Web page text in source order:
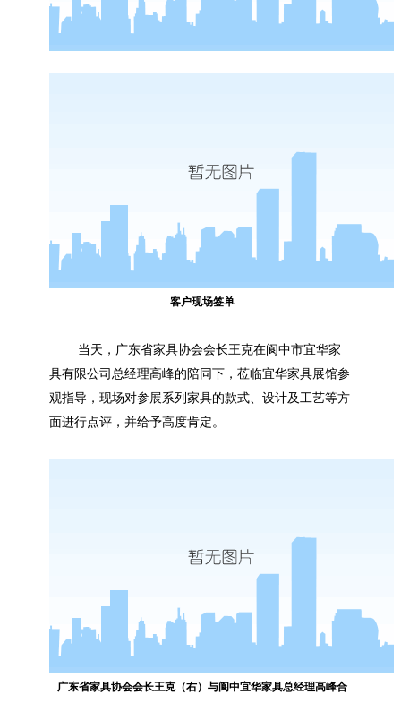
客户现场签单
当天，广东省家具协会会长王克在阆中市宜华家
具有限公司总经理高峰的陪同下，莅临宜华家具展馆参
观指导，现场对参展系列家具的款式、设计及工艺等方
面进行点评，并给予高度肯定。
广东省家具协会会长王克（右）与阆中宜华家具总经理高峰合